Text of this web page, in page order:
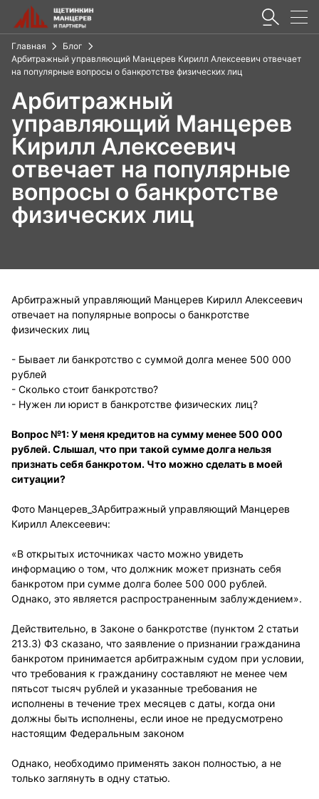
Главная
Блог
Арбитражный управляющий Манцерев Кирилл Алексеевич отвечает
на популярные вопросы о банкротстве физических лиц
Арбитражный
управляющий Манцерев
Кирилл Алексеевич
отвечает на популярные
вопросы о банкротстве
физических лиц
Арбитражный управляющий Манцерев Кирилл Алексеевич
отвечает на популярные вопросы о банкротстве
физических лиц
- Бывает ли банкротство с суммой долга менее 500 000
рублей
- Сколько стоит банкротство?
- Нужен ли юрист в банкротстве физических лиц?
Вопрос №1: У меня кредитов на сумму менее 500 000
рублей. Слышал, что при такой сумме долга нельзя
признать себя банкротом. Что можно сделать в моей
ситуации?
Фото Манцерев_3Арбитражный управляющий Манцерев
Кирилл Алексеевич:
«В открытых источниках часто можно увидеть
информацию о том, что должник может признать себя
банкротом при сумме долга более 500 000 рублей.
Однако, это является распространенным заблуждением».
Действительно, в Законе о банкротстве (пунктом 2 статьи
213.3) ФЗ сказано, что заявление о признании гражданина
банкротом принимается арбитражным судом при условии,
что требования к гражданину составляют не менее чем
пятьсот тысяч рублей и указанные требования не
исполнены в течение трех месяцев с даты, когда они
должны быть исполнены, если иное не предусмотрено
настоящим Федеральным законом
Однако, необходимо применять закон полностью, а не
только заглянуть в одну статью.